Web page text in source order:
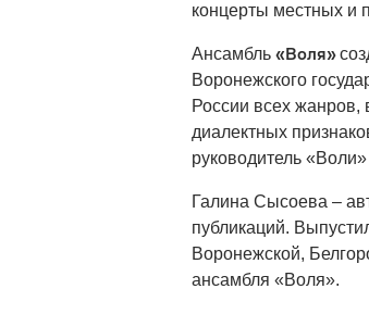
концерты местных и
Ансамбль «Воля»
Воронежского
России всех жанров,
диалектных
руководитель
Галина Сысоева –
публикаций.
Воронежской,
ансамбля «Воля».